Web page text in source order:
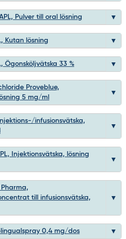
Pulver till oral lösning
Kutan lösning
Ögonsköljvätska 33 %
Proveblue,
5 mg/ml
infusionsvätska,
Injektionsvätska, lösning
till infusionsvätska,
0,4 mg/dos